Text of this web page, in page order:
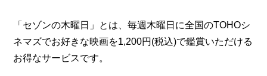
「セゾンの木曜日」とは、毎週木曜日に全国のTOHOシ
ネマズでお好きな映画を1,200円(税込)で鑑賞いただける
お得なサービスです。